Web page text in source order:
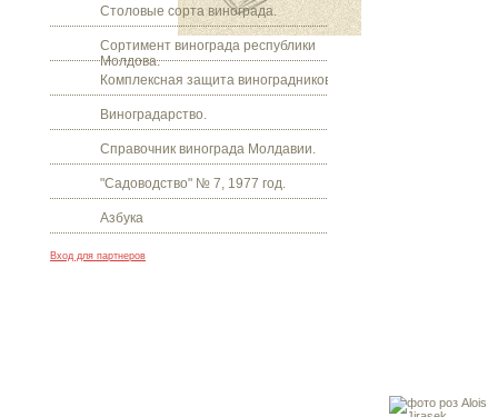
Столовые сорта винограда.
Сортимент винограда республики
Молдова.
Комплексная защита виноградников.
Виноградарство.
Справочник винограда Молдавии.
"Садоводство" № 7, 1977 год.
Азбука
Вход для партнеров